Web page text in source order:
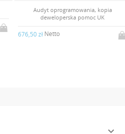
Audyt oprogramowania, kopia
deweloperska pomoc UK
676,50 złNetto